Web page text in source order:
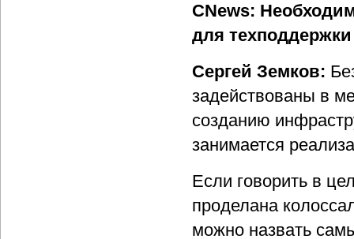
CNews:
для
Сергей Земков:
задействованы в
созданию
занимается
Если говорить в
проделана
можно назвать